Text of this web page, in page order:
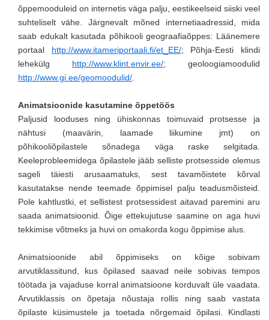
õppemooduleid on internetis väga palju, eestikeelseid siiski veel
suhteliselt vähe. Järgnevalt mõned internetiaadressid, mida
saab edukalt kasutada põhikooli geograafiaõppes: Läänemere
portaal http://www.itameriportaali.fi/et_EE/; Põhja-Eesti klindi
lehekülg http://www.klint.envir.ee/; geoloogiamoodulid
http://www.gi.ee/geomoodulid/
Animatsioonide kasutamine õppetöös
Paljusid looduses ning ühiskonnas toimuvaid protsesse ja
nähtusi (maavärin, laamade liikumine jmt) on
põhikooliõpilastele sõnadega väga raske selgitada.
Keeleprobleemidega õpilastele jääb selliste protsesside olemus
sageli täiesti arusaamatuks, sest tavamõistete kõrval
kasutatakse nende teemade õppimisel palju teadusmõisteid.
Pole kahtlustki, et sellistest protsessidest aitavad paremini aru
saada animatsioonid. Õige ettekujutuse saamine on aga huvi
tekkimise võtmeks ja huvi on omakorda kogu õppimise alus.
Animatsioonide abil õppimiseks on kõige sobivam
arvutiklassitund, kus õpilased saavad neile sobivas tempos
töötada ja vajaduse korral animatsioone korduvalt üle vaadata.
Arvutiklassis on õpetaja nõustaja rollis ning saab vastata
õpilaste küsimustele ja toetada nõrgemaid õpilasi. Kindlasti